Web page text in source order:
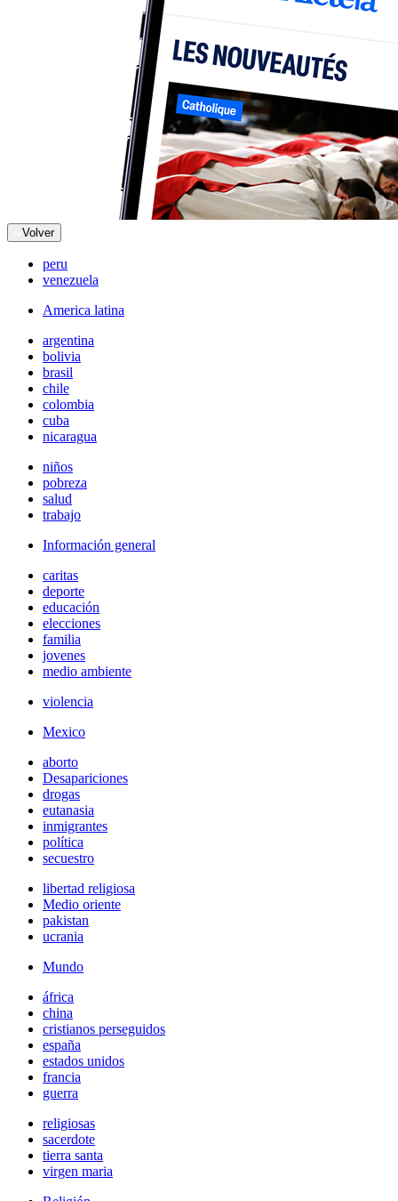
Volver
peru
venezuela
America latina
argentina
bolivia
brasil
chile
colombia
cuba
nicaragua
niños
pobreza
salud
trabajo
Información general
caritas
deporte
educación
elecciones
familia
jovenes
medio ambiente
violencia
Mexico
aborto
Desapariciones
drogas
eutanasia
inmigrantes
política
secuestro
libertad religiosa
Medio oriente
pakistan
ucrania
Mundo
áfrica
china
cristianos perseguidos
españa
estados unidos
francia
guerra
religiosas
sacerdote
tierra santa
virgen maria